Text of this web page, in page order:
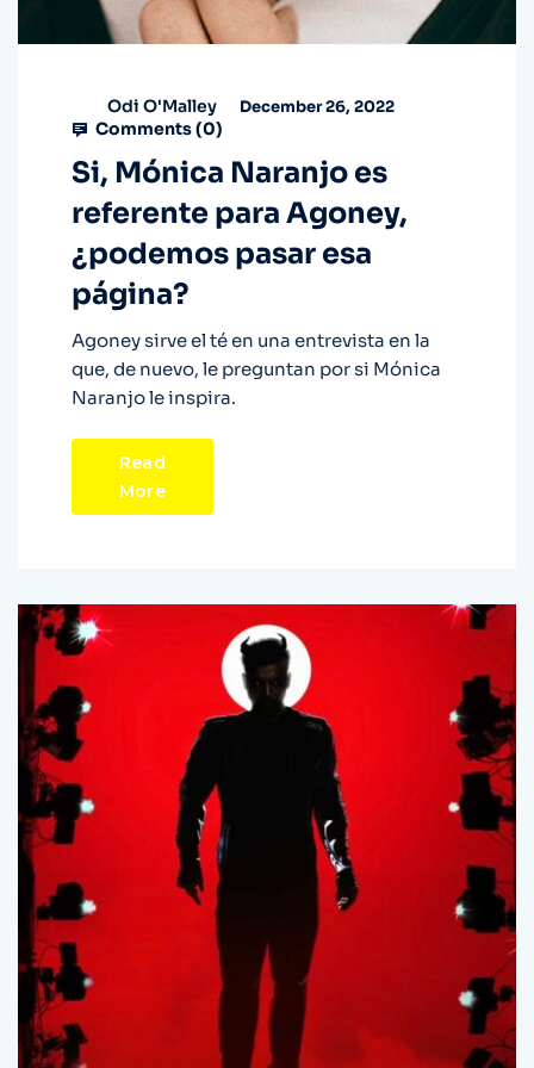
Odi O'Malley December 26, 2022
Comments (0)
Si, Mónica Naranjo es
referente para Agoney,
¿podemos pasar esa
página?
Agoney sirve el té en una entrevista en la
que, de nuevo, le preguntan por si Mónica
Naranjo le inspira.
Read
More